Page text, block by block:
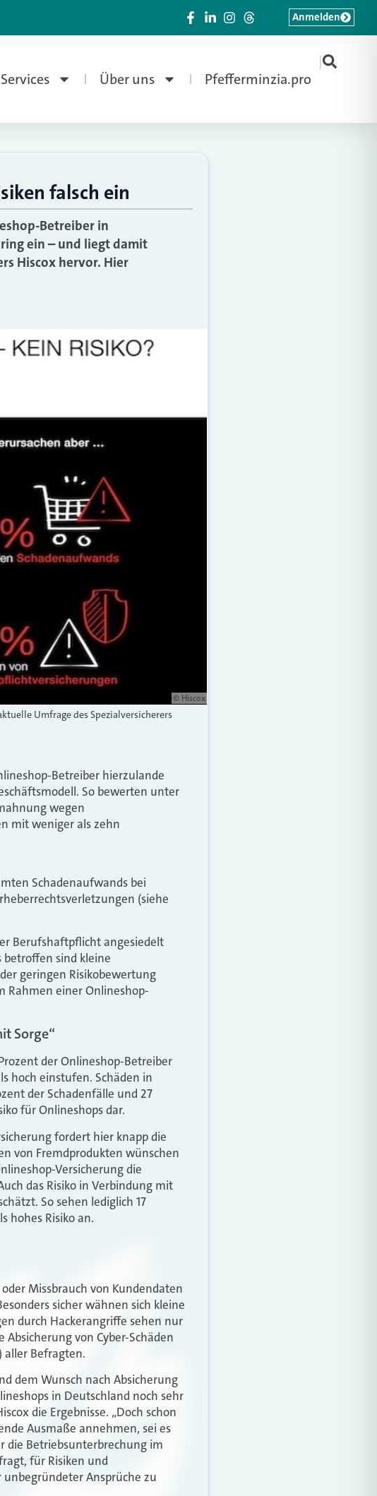
Services Über uns Pfefferminzia.pro
|
Anmelden
falsch ein
Betreiber in
ein – und liegt damit
Hiscox hervor. Hier
© Hiscox
Umfrage des Spezialversicherers
Betreiber hierzulande
So bewerten unter
wegen
mit weniger als zehn
Schadenaufwands bei
(siehe
Berufshaftpflicht angesiedelt
betroffen sind kleine
geringen Risikobewertung
Rahmen einer Onlineshop-
Sorge“
der Onlineshop-Betreiber
hoch einstufen. Schäden in
der Schadenfälle und 27
für Onlineshops dar.
fordert hier knapp die
von Fremdprodukten wünschen
Versicherung die
das Risiko in Verbindung mit
So sehen lediglich 17
hohes Risiko an.
Missbrauch von Kundendaten
sicher wähnen sich kleine
durch Hackerangriffe sehen nur
von Cyber-Schäden
aller Befragten.
dem Wunsch nach Absicherung
in Deutschland noch sehr
die Ergebnisse. „Doch schon
Ausmaße annehmen, sei es
die Betriebsunterbrechung im
für Risiken und
unbegründeter Ansprüche zu